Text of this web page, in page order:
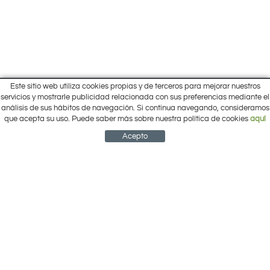
Inicio
Ofertas
Marcas
Pol. Cantalgallo Calle A Naves 10-12
ARACENA (Huelva)
959 12 63 64
info@electrobricogarden.com
CUENTA CESTA
Este sitio web utiliza cookies propias y de terceros para mejorar nuestros
servicios y mostrarle publicidad relacionada con sus preferencias mediante el
análisis de sus hábitos de navegación. Si continua navegando, consideramos
que acepta su uso. Puede saber más sobre nuestra política de cookies aquí
Acepto